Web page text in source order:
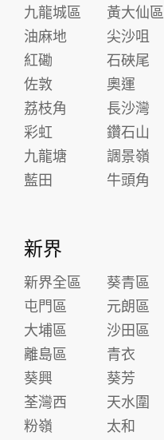
九龍城區
黃大仙區
油麻地
尖沙咀
紅磡
石硤尾
佐敦
奧運
荔枝角
長沙灣
彩虹
鑽石山
九龍塘
調景嶺
藍田
牛頭角
新界
新界全區 葵青區
屯門區
元朗區
大埔區
沙田區
離島區
青衣
葵興
葵芳
荃灣西
天水圍
粉嶺
太和